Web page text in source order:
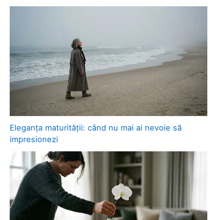
Eleganța maturității: când nu mai ai nevoie să
impresionezi